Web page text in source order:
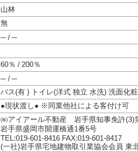
山林
無
─ / ─
60％ / 200％
─ / ─
バス(有 ) トイレ(洋式 独立 水洗) 洗面化
●現状渡し● ※同業他社による客付け可
㈱アイアール不動産 岩手県知事免許(3)
岩手県盛岡市開運橋通1番5号
TEL:019-601-8416 FAX:019-601-8417
(一社)岩手県宅地建物取引業協会会員 東